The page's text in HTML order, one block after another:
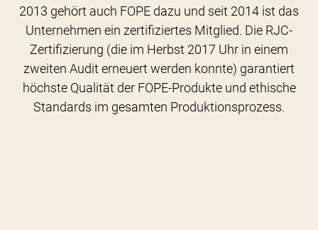
2013 gehört auch FOPE dazu und seit 2014 ist das
Unternehmen ein zertifiziertes Mitglied. Die RJC-
Zertifizierung (die im Herbst 2017 Uhr in einem
zweiten Audit erneuert werden konnte) garantiert
höchste Qualität der FOPE-Produkte und ethische